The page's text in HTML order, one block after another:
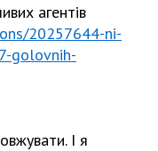
агентів
20257644-ni-
golovnih-
І я